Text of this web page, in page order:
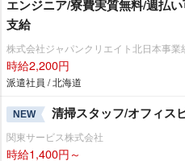
エンジニア/寮費実質無料/週払
支給
株式会社ジャパンクリエイト北日本事業
時給2,200円
派遣社員 / 北海道
NEW 清掃スタッフ/オフィス
関東サービス株式会社
時給1,400円～